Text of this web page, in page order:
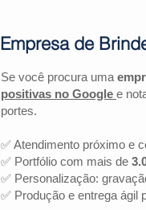
Se você procura uma
positivas no Google e
portes.
✅ Atendimento próximo e
✅ Portfólio com mais de
✅ Personalização:
✅ Produção e entrega ágil
Empresa de